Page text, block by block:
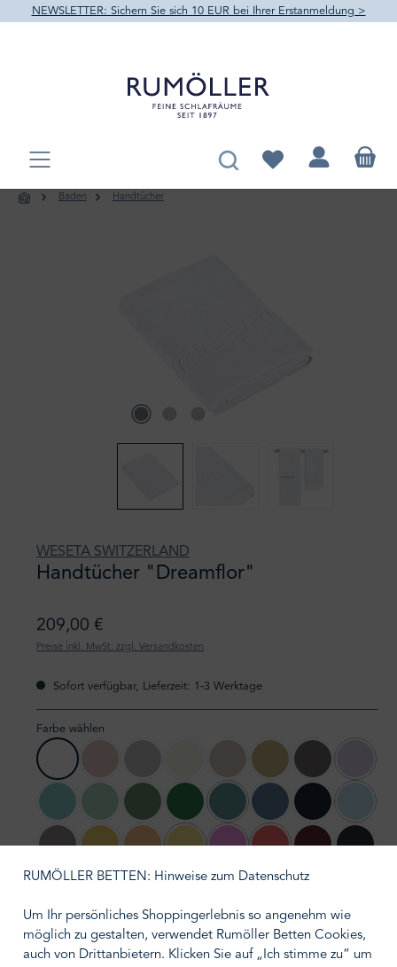
springen
NEWSLETTER: Sichern Sie sich 10 EUR bei Ihrer Erstanmeldung >
Du hast 0 Produkte
Baden Handtücher
WESETA SWITZERLAND
Handtücher "Dreamflor"
209,00 €
Preise inkl. MwSt. zzgl. Versandkosten
Sofort verfügbar, Lieferzeit: 1-3 Werktage
Farbe wählen
01 weiss 76 cashmere92 sand 07 stone grey97 lilac
(Diese
69 eukalyptus12 arctic green65 urban green59 emerald54 petrol
(Diese Option ist zurzeit nicht
83 mittelblau11 night blue26 sky
(Diese
Größe wählenauswählen
RUMÖLLER BETTEN: Hinweise zum Datenschutz
Um Ihr persönliches Shoppingerlebnis so angenehm wie
möglich zu gestalten, verwendet Rumöller Betten Cookies,
auch von Drittanbietern. Klicken Sie auf „Ich stimme zu“ um